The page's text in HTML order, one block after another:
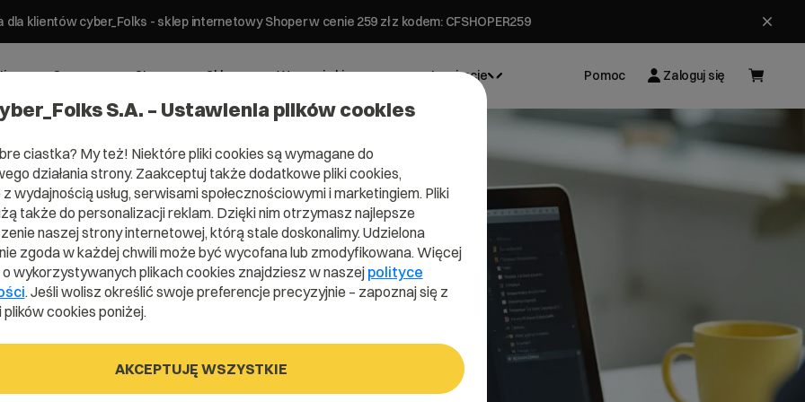
klientów cyber_Folks - sklep internetowy Shoper w cenie 259 zł z kodem: CFSHOPER259
Serwery Strony Sklepy Wsparcie biznesowe Inspiracje Pomoc Zaloguj się
S.A. – Ustawienia plików cookies
ciastka? My też! Niektóre pliki cookies są wymagane do
działania strony. Zaakceptuj także dodatkowe pliki cookies,
wydajnością usług, serwisami społecznościowymi i marketingiem. Pliki
także do personalizacji reklam. Dzięki nim otrzymasz najlepsze
naszej strony internetowej, którą stale doskonalimy. Udzielona
zgoda w każdej chwili może być wycofana lub zmodyfikowana. Więcej
wykorzystywanych plikach cookies znajdziesz w naszej polityce
. Jeśli wolisz określić swoje preferencje precyzyjnie – zapoznaj się z
cookies poniżej.
AKCEPTUJĘ WSZYSTKIE